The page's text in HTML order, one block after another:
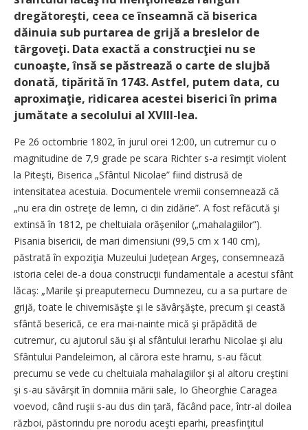
dregătoreşti, ceea ce înseamnă că biserica
dăinuia sub purtarea de grijă a breslelor de
târgoveţi. Data exactă a construcţiei nu se
cunoaşte, însă se păstrează o carte de slujbă
donată, tipărită în 1743. Astfel, putem data, cu
aproximaţie, ridicarea acestei biserici în prima
jumătate a secolului al XVIII-lea.
Pe 26 octombrie 1802, în jurul orei 12:00, un cutremur cu o
magnitudine de 7,9 grade pe scara Richter s-a resimţit violent
la Piteşti, Biserica „Sfântul Nicolae” fiind distrusă de
intensitatea acestuia. Documentele vremii consemnează că
„nu era din ostreţe de lemn, ci din zidărie”. A fost refăcută şi
extinsă în 1812, pe cheltuiala orăşenilor („mahalagiilor”).
Pisania bisericii, de mari dimensiuni (99,5 cm x 140 cm),
păstrată în expoziţia Muzeului Judeţean Argeş, consemnează
istoria celei de-a doua construcţii fundamentale a acestui sfânt
lăcaş: „Marile şi preaputernecu Dumnezeu, cu a sa purtare de
grijă, toate le chivernisăşte şi le săvârşăşte, precum şi ceastă
sfântă beserică, ce era mai-nainte mică şi prăpădită de
cutremur, cu ajutorul său şi al sfântului Ierarhu Nicolae şi alu
Sfântului Pandeleimon, al cărora este hramu, s-au făcut
precumu se vede cu cheltuiala mahalagiilor şi al altoru creştini
şi s-au săvârşit în domniia mării sale, Io Gheorghie Caragea
voevod, când ruşii s-au dus din ţară, făcând pace, într-al doilea
război, păstorindu pre norodu aceşti eparhi, preasfinţitul